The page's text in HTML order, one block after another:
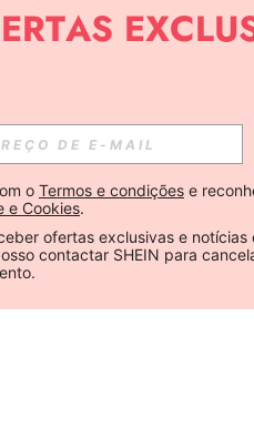
o Termos e condições e
e Cookies.
ofertas exclusivas e notícias
contactar SHEIN para